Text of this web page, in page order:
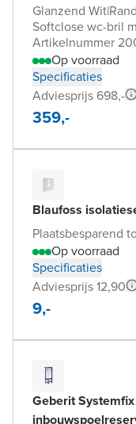
Glanzend Wit|
Softclose wc-bril
Artikelnummer
Op voorraad
Specificaties
Adviesprijs 698,-
359,-
Blaufoss
Plaatsbesparend
Op voorraad
Specificaties
Adviesprijs 12,90
9,-
Geberit